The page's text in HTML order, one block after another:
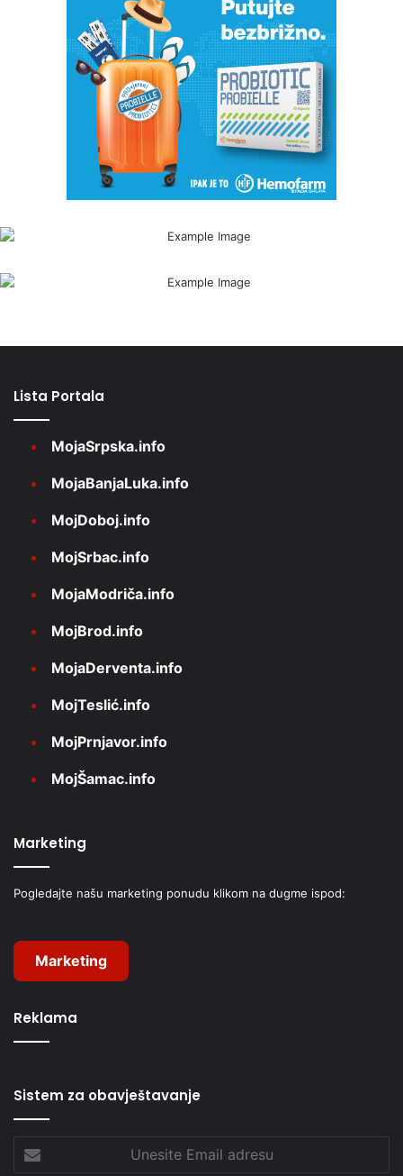
Lista Portala
MojaSrpska.info
MojaBanjaLuka.info
MojDoboj.info
MojSrbac.info
MojaModriča.info
MojBrod.info
MojaDerventa.info
MojTeslić.info
MojPrnjavor.info
MojŠamac.info
Marketing
Pogledajte našu marketing ponudu klikom na dugme ispod:
Marketing
Reklama
Sistem za obavještavanje
Unesite
Email